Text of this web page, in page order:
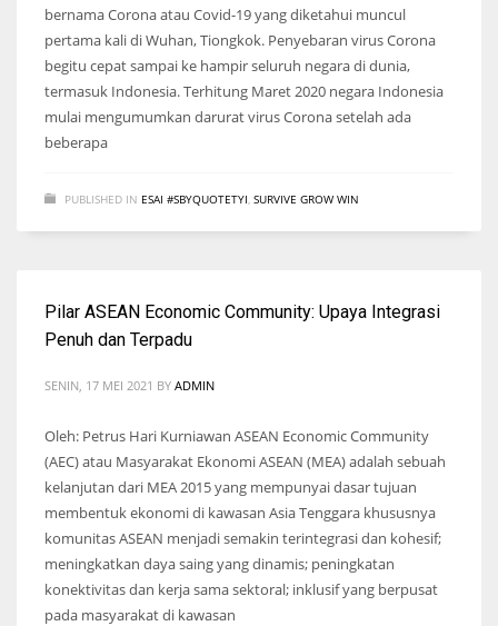
bernama Corona atau Covid-19 yang diketahui muncul
pertama kali di Wuhan, Tiongkok. Penyebaran virus Corona
begitu cepat sampai ke hampir seluruh negara di dunia,
termasuk Indonesia. Terhitung Maret 2020 negara Indonesia
mulai mengumumkan darurat virus Corona setelah ada
beberapa
PUBLISHED IN ESAI #SBYQUOTETYI SURVIVE GROW WIN
Pilar ASEAN Economic Community: Upaya Integrasi
Penuh dan Terpadu
SENIN, 17 MEI 2021 BY ADMIN
Oleh: Petrus Hari Kurniawan ASEAN Economic Community
(AEC) atau Masyarakat Ekonomi ASEAN (MEA) adalah sebuah
kelanjutan dari MEA 2015 yang mempunyai dasar tujuan
membentuk ekonomi di kawasan Asia Tenggara khususnya
komunitas ASEAN menjadi semakin terintegrasi dan kohesif;
meningkatkan daya saing yang dinamis; peningkatan
konektivitas dan kerja sama sektoral; inklusif yang berpusat
pada masyarakat di kawasan